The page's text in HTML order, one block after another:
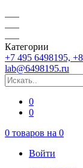
Категории
+7 495 6498195,
lab@6498195.ru
0
0
0 товаров на 0
Войти